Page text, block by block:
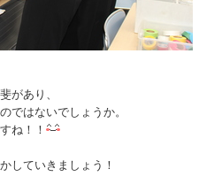
があり、
ではないでしょうか。
ね！！
していきましょう！